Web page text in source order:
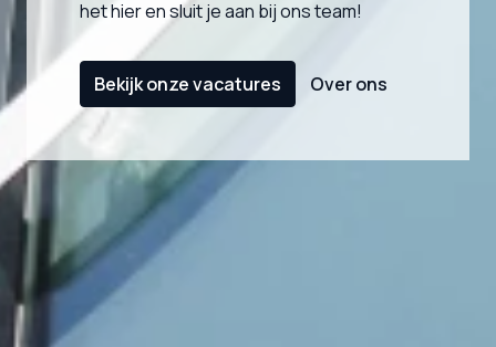
het hier en sluit je aan bij ons team!
Bekijk onze vacatures Over ons